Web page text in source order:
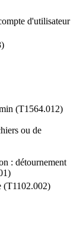
d'utilisateur
(T1564.012)
ou de
: détournement
(T1102.002)